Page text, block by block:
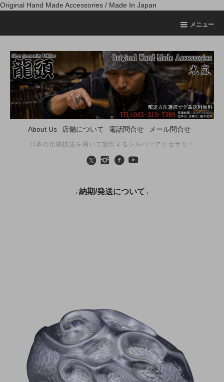
Original Hand Made Accessories / Made In Japan
メニュー
About Us 店舗について 電話問合せ メール問合せ
日本の伝統技法を用いて製作するシルバーアクセサリー
→納期/発送について←